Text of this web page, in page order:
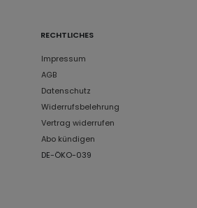
RECHTLICHES
Impressum
AGB
Datenschutz
Widerrufsbelehrung
Vertrag widerrufen
Abo kündigen
DE-ÖKO-039